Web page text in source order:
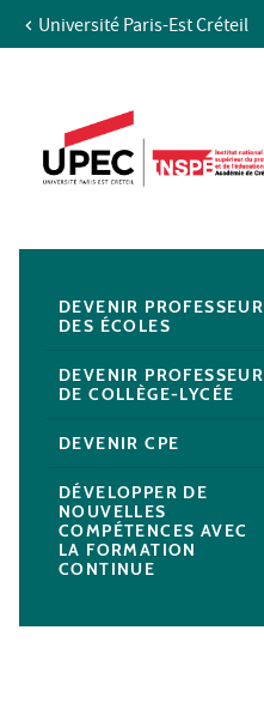
Aller au contenu
Recherche
Navigation secondaire
Université Paris-Est Créteil
DEVENIR PROFESSEUR
DES ÉCOLES
DEVENIR PROFESSEUR
DE COLLÈGE-LYCÉE
DEVENIR CPE
DÉVELOPPER DE
NOUVELLES
COMPÉTENCES AVEC
LA FORMATION
CONTINUE